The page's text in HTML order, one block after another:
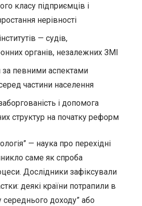
класу підприємців і
нерівності
— судів,
органів, незалежних ЗМІ
за певними аспектами
частини населення
і допомога
структур на початку реформ
— наука про перехідні
саме як спроба
Дослідники зафіксували
деякі країни потрапили в
середнього доходу” або